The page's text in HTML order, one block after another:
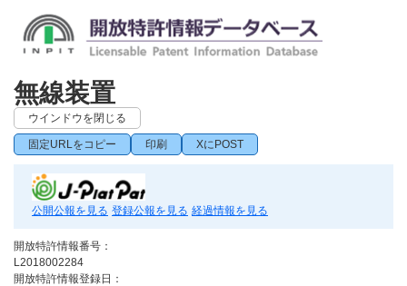
無線装置
ウインドウを閉じる
固定URLをコピー 印刷 XにPOST
公開公報を見る 登録公報を見る 経過情報を見る
開放特許情報番号：
L2018002284
開放特許情報登録日：